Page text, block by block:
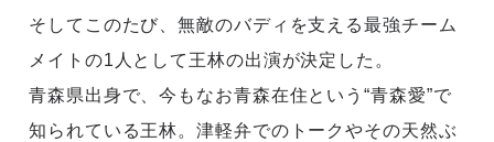
そしてこのたび、無敵のバディを支える最強チーム
メイトの1人として王林の出演が決定した。
青森県出身で、今もなお青森在住という“青森愛”で
知られている王林。津軽弁でのトークやその天然ぶ